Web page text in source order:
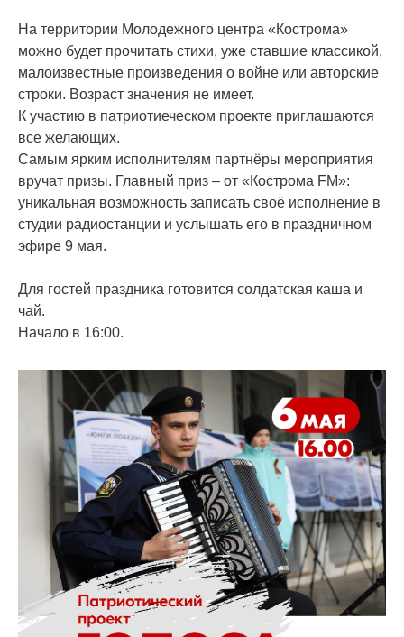
На территории Молодежного центра «Кострома»
можно будет прочитать стихи, уже ставшие классикой,
малоизвестные произведения о войне или авторские
строки. Возраст значения не имеет.
К участию в патриотиеческом проекте приглашаются
все желающих.
Самым ярким исполнителям партнёры мероприятия
вручат призы. Главный приз – от «Кострома FM»:
уникальная возможность записать своё исполнение в
студии радиостанции и услышать его в праздничном
эфире 9 мая.
Для гостей праздника готовится солдатская каша и
чай.
Начало в 16:00.